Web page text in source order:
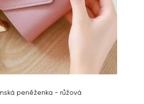
peněženka - růžová